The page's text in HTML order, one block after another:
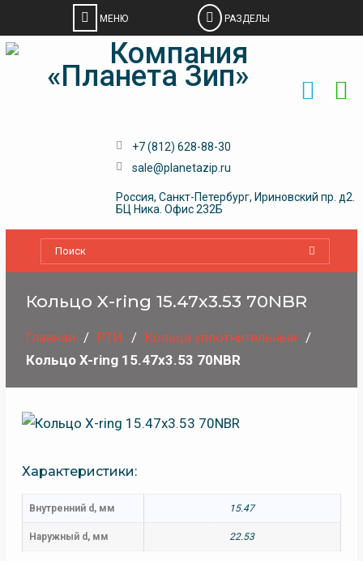
Skip
+7 (812) 628-88-30
sale@planetazip.ru
Россия, Санкт-Петербург, Ириновский пр. д2.
БЦ Ника. Офис 232Б
Кольцо X-ring 15.47х3.53 70NBR
Главная РТИ
Кольца уплотнительные
Кольцо X-ring 15.47х3.53 70NBR
Характеристики:
Внутренний d, мм 15.47
Наружный d, мм 22.53